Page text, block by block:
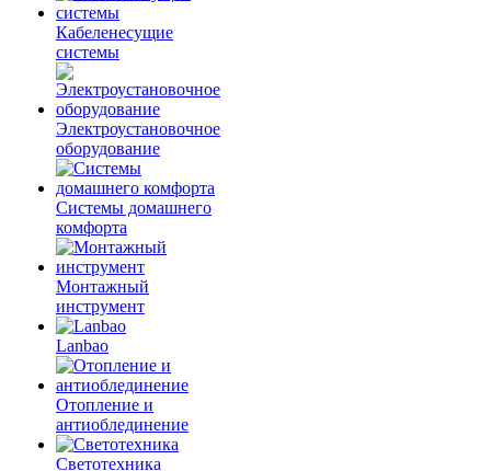
Кабеленесущие
системы
Электроустановочное
оборудование
Системы домашнего
комфорта
Монтажный
инструмент
Lanbao
Отопление и
антиоблединение
Светотехника